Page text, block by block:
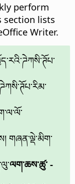
perform
section lists
Writer.
གཞན་ལྡེ་མིག་
ལག་ཆས་ཚུ་ -